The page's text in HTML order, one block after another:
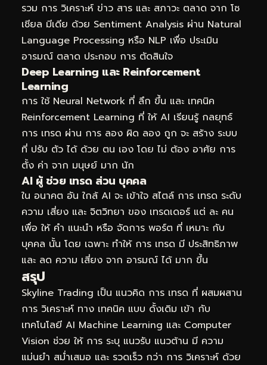
รวม การ วิเคราะห์ ข่าว สาร และ สภาวะ ตลาด จาก โซ
เชียล มีเดีย ด้วย Sentiment Analysis ผ่าน Natural
Language Processing หรือ NLP เพื่อ ประเมิน
อารมณ์ ตลาด ประกอบ การ ตัดสินใจ
Deep Learning และ Reinforcement
Learning
การ ใช้ Neural Network ที่ ลึก ขึ้น และ เทคนิค
Reinforcement Learning ที่ ให้ AI เรียนรู้ กลยุทธ์
การ เทรด ผ่าน การ ลอง ผิด ลอง ถูก จะ สร้าง ระบบ
ที่ ปรับ ตัว ได้ ด้วย ตน เอง โดย ไม่ ต้อง อาศัย การ
ตั้ง ค่า จาก มนุษย์ มาก นัก
AI ผู้ ช่วย เทรด ส่วน บุคคล
ใน อนาคต อัน ใกล้ AI จะ เข้าใจ สไตล์ การ เทรด ระดับ
ความ เสี่ยง และ จิตวิทยา ของ เทรดเดอร์ แต่ ละ คน
เพื่อ ให้ คำ แนะนำ หรือ จัดการ พอร์ต ที่ เหมาะ กับ
บุคคล นั้น โดย เฉพาะ ทำให้ การ เทรด มี ประสิทธิภาพ
และ ลด ความ เสี่ยง จาก อารมณ์ ได้ มาก ขึ้น
สรุป
Skyline Trading เป็น แนวคิด การ เทรด ที่ ผสมผสาน
การ วิเคราะห์ ทาง เทคนิค แบบ ดั้งเดิม เข้า กับ
เทคโนโลยี AI Machine Learning และ Computer
Vision ช่วย ให้ การ ระบุ แนวรับ แนวต้าน มี ความ
แม่นยำ สม่ำเสมอ และ รวดเร็ว กว่า การ วิเคราะห์ ด้วย